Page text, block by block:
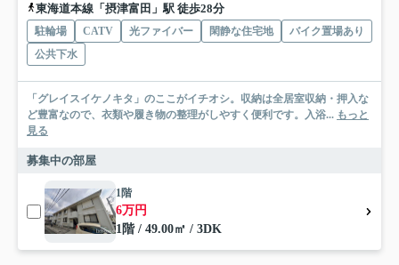
東海道本線「摂津富田」駅 徒歩28分
駐輪場 CATV 光ファイバー 閑静な住宅地
バイク置場あり
公共下水
「グレイスイケノキタ」のここがイチオシ。収納は全居室収納・押入な
ど豊富なので、衣類や履き物の整理がしやすく便利です。入浴... もっと
見る
募集中の部屋
1階
6万円
1階 / 49.00㎡ / 3DK